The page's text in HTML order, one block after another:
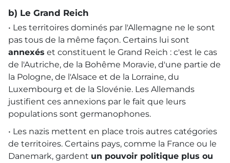
b) Le Grand Reich
• Les territoires dominés par l'Allemagne ne le sont
pas tous de la même façon. Certains lui sont
annexés et constituent le Grand Reich : c'est le cas
de l'Autriche, de la Bohême Moravie, d'une partie de
la Pologne, de l'Alsace et de la Lorraine, du
Luxembourg et de la Slovénie. Les Allemands
justifient ces annexions par le fait que leurs
populations sont germanophones.
• Les nazis mettent en place trois autres catégories
de territoires. Certains pays, comme la France ou le
Danemark, gardent un pouvoir politique plus ou